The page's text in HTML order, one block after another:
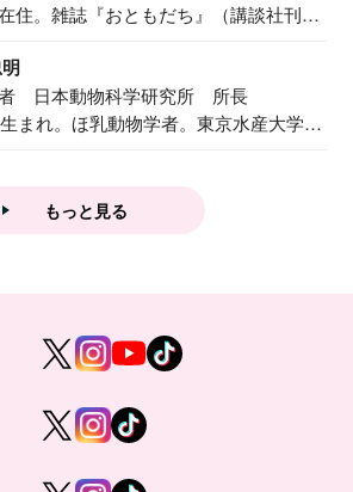
住。雑誌『おともだち』（講談社刊）
日本動物科学研究所 所長
まれ。ほ乳動物学者。東京水産大学卒
もっと見る